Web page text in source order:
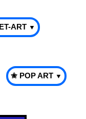
ART ▼
✬ POP ART ▼